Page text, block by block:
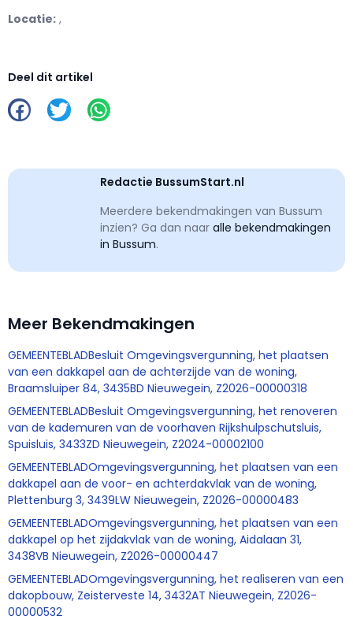
Locatie: ,
Deel dit artikel
Redactie BussumStart.nl
Meerdere bekendmakingen van Bussum
inzien? Ga dan naar alle bekendmakingen
in Bussum.
Meer Bekendmakingen
GEMEENTEBLADBesluit Omgevingsvergunning, het plaatsen
van een dakkapel aan de achterzijde van de woning,
Braamsluiper 84, 3435BD Nieuwegein, Z2026-00000318
GEMEENTEBLADBesluit Omgevingsvergunning, het renoveren
van de kademuren van de voorhaven Rijkshulpschutsluis,
Spuisluis, 3433ZD Nieuwegein, Z2024-00002100
GEMEENTEBLADOmgevingsvergunning, het plaatsen van een
dakkapel aan de voor- en achterdakvlak van de woning,
Plettenburg 3, 3439LW Nieuwegein, Z2026-00000483
GEMEENTEBLADOmgevingsvergunning, het plaatsen van een
dakkapel op het zijdakvlak van de woning, Aidalaan 31,
3438VB Nieuwegein, Z2026-00000447
GEMEENTEBLADOmgevingsvergunning, het realiseren van een
dakopbouw, Zeisterveste 14, 3432AT Nieuwegein, Z2026-
00000532